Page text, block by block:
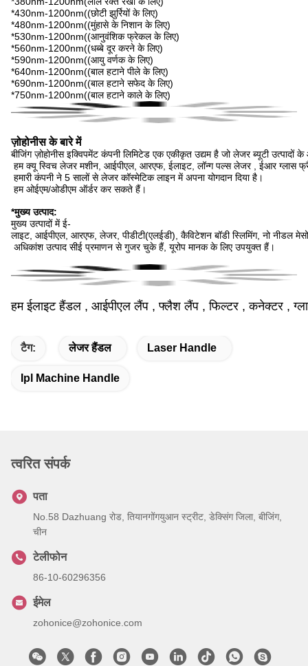
*430nm-1200nm((छोटी झुर्रियों के लिए)
*480nm-1200nm((मुंहासे के निशान के लिए)
*530nm-1200nm((आनुवंशिक फ्रेकल के लिए)
*560nm-1200nm((धब्बे दूर करने के लिए)
*590nm-1200nm((आयु वर्णक के लिए)
*640nm-1200nm((बाल हटाने पीले के लिए)
*690nm-1200nm((बाल हटाने सफेद के लिए)
*750nm-1200nm((बाल हटाने काले के लिए)
ज़ोहोनीस के बारे में
बीजिंग ज़ोहोनीस इक्विपमेंट कंपनी लिमिटेड एक एकीकृत उद्यम है जो लेजर ब्यूटी उत्पादों
हम क्यू स्विच लेजर मशीन, आईपीएल, आरएफ, ईलाइट, लॉन्ग पल्स लेजर , ईआर ग्लास
हमारी कंपनी ने 5 सालों से लेजर कॉस्मेटिक लाइन में अपना योगदान दिया है।
हम ओईएम/ओडीएम ऑर्डर कर सकते हैं।
*मुख्य उत्पाद:
मुख्य उत्पादों में ई-
लाइट, आईपीएल, आरएफ, लेजर, पीडीटी(एलईडी), कैविटेशन बॉडी स्लिमिंग, नो नीडल
अधिकांश उत्पाद सीई प्रमाणन से गुजर चुके हैं, यूरोप मानक के लिए उपयुक्त हैं।
हम ईलाइट हैंडल , आईपीएल लैंप , फ्लैश लैंप , फिल्टर , कनेक्टर ,
टैग: लेजर हैंडल Laser Handle
Ipl Machine Handle
त्वरित संपर्क
पता
No.58 Dazhuang रोड, तियानगोंगयुआन स्ट्रीट, डेक्सिंग जिला, बीजिंग,
चीन
टेलीफोन
86-10-60296356
ईमेल
zohonice@zohonice.com